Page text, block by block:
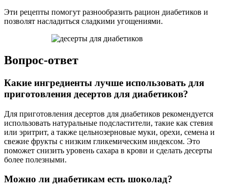
Эти рецепты помогут разнообразить рацион диабетиков и
позволят насладиться сладкими угощениями.
Вопрос-ответ
Какие ингредиенты лучше использовать для
приготовления десертов для диабетиков?
Для приготовления десертов для диабетиков рекомендуется
использовать натуральные подсластители, такие как стевия
или эритрит, а также цельнозерновые муки, орехи, семена и
свежие фрукты с низким гликемическим индексом. Это
поможет снизить уровень сахара в крови и сделать десерты
более полезными.
Можно ли диабетикам есть шоколад?